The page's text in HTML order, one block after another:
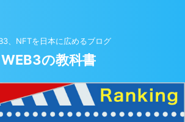
、NFTを日本に広めるブログ
WEB3の教科書